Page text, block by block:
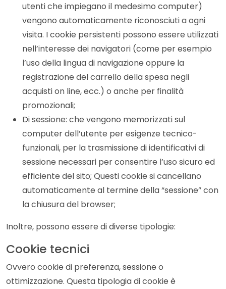
utenti che impiegano il medesimo computer)
vengono automaticamente riconosciuti a ogni
visita. I cookie persistenti possono essere utilizzati
nell’interesse dei navigatori (come per esempio
l’uso della lingua di navigazione oppure la
registrazione del carrello della spesa negli
acquisti on line, ecc.) o anche per finalità
promozionali;
Di sessione: che vengono memorizzati sul
computer dell’utente per esigenze tecnico-
funzionali, per la trasmissione di identificativi di
sessione necessari per consentire l’uso sicuro ed
efficiente del sito; Questi cookie si cancellano
automaticamente al termine della “sessione” con
la chiusura del browser;
Inoltre, possono essere di diverse tipologie:
Cookie tecnici
Ovvero cookie di preferenza, sessione o
ottimizzazione. Questa tipologia di cookie è